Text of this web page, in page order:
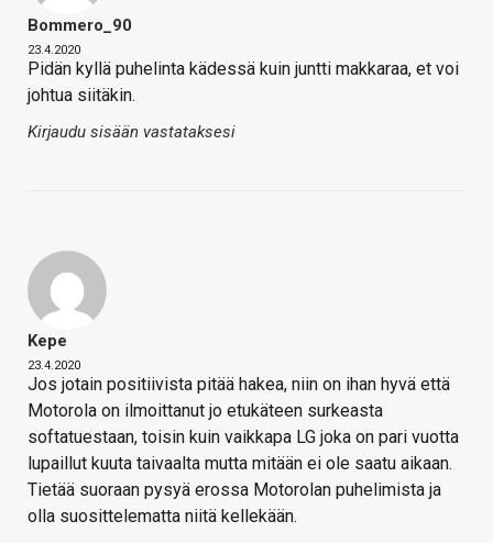
Bommero_90
23.4.2020
Pidän kyllä puhelinta kädessä kuin juntti makkaraa, et voi
johtua siitäkin.
Kirjaudu sisään vastataksesi
Kepe
23.4.2020
Jos jotain positiivista pitää hakea, niin on ihan hyvä että
Motorola on ilmoittanut jo etukäteen surkeasta
softatuestaan, toisin kuin vaikkapa LG joka on pari vuotta
lupaillut kuuta taivaalta mutta mitään ei ole saatu aikaan.
Tietää suoraan pysyä erossa Motorolan puhelimista ja
olla suosittelematta niitä kellekään.